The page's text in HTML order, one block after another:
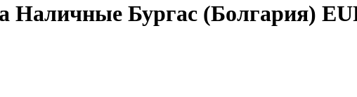
Наличные Бургас (Болгария)